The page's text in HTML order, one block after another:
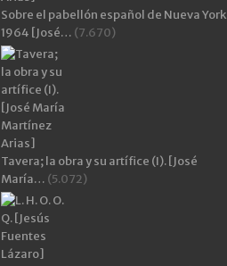
Sobre el pabellón español de Nueva York
1964 [José… (7.670)
Tavera; la obra y su artífice (I). [José
María… (5.072)